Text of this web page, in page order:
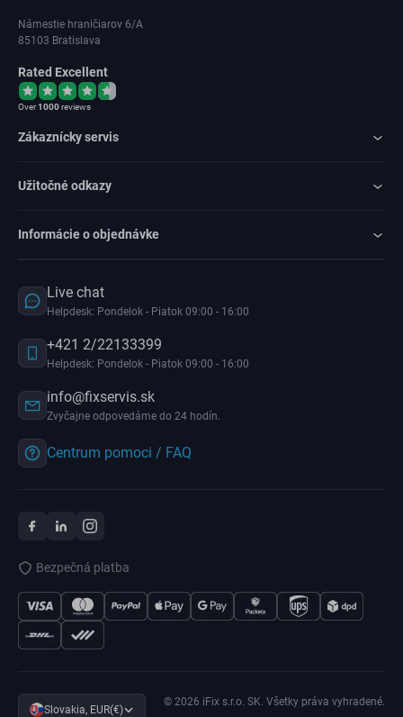
Námestie hraničiarov 6/A
85103 Bratislava
Rated Excellent
Over1000reviews
Zákaznícky servis
Užitočné odkazy
Informácie o objednávke
Live chat
Helpdesk: Pondelok - Piatok 09:00 - 16:00
+421 2/22133399
Helpdesk: Pondelok - Piatok 09:00 - 16:00
info@fixservis.sk
Zvyčajne odpovedáme do 24 hodín.
Centrum pomoci / FAQ
Bezpečná platba
Slovakia, EUR(€)
© 2026 iFix s.r.o. SK. Všetky práva vyhradené.